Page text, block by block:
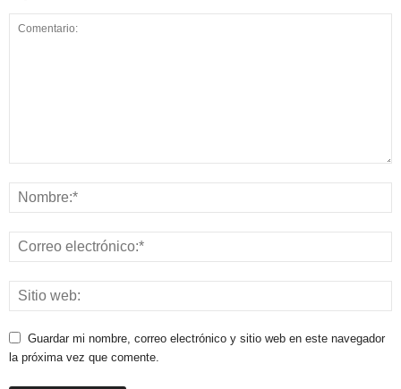
Guardar mi nombre, correo electrónico y sitio web en este navegador
la próxima vez que comente.